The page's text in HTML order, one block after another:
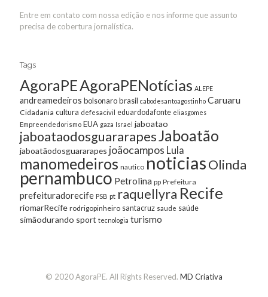
Entre em contato com nossa edição e nos informe que assunto
precisa de cobertura jornalística.
Tags
AgoraPEAgoraPENotícias ALEPE
andreamedeiros bolsonarobrasil cabodesantoagostinho Caruaru
Cidadania cultura defesacivil eduardodafonte eliasgomes
Empreendedorismo EUA gaza Israel jaboatao
jaboataodosguararapesJaboatão
jaboatãodosguararapes joãocampos Lula
manomedeiros nautico noticiasOlinda
pernambuco Petrolina pp Prefeitura
prefeituradorecife PSB pt raquellyra Recife
riomarRecife rodrigopinheiro santacruz saude saúde
simãodurando sport tecnologia turismo
© 2020 AgoraPE. All Rights Reserved. MD Criativa